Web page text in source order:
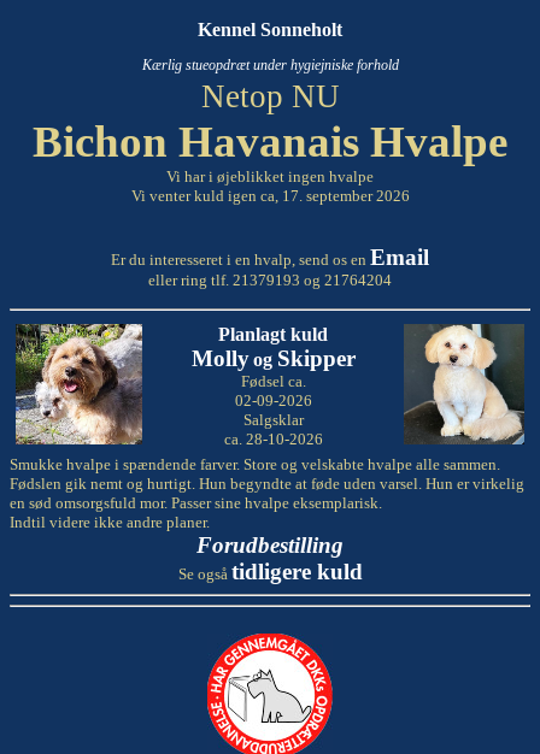
Kennel Sonneholt
Kærlig stueopdræt under hygiejniske forhold
Netop NU
Bichon Havanais Hvalpe
Vi har i øjeblikket ingen hvalpe
Vi venter kuld igen ca, 17. september 2026
Er du interesseret i en hvalp, send os en Email
eller ring tlf. 21379193 og 21764204
Planlagt kuld
Molly og Skipper
Fødsel ca.
02-09-2026
Salgsklar
ca. 28-10-2026
Smukke hvalpe i spændende farver. Store og velskabte hvalpe alle sammen.
Fødslen gik nemt og hurtigt. Hun begyndte at føde uden varsel. Hun er virkelig
en sød omsorgsfuld mor. Passer sine hvalpe eksemplarisk.
Indtil videre ikke andre planer.
Forudbestilling
Se også tidligere kuld